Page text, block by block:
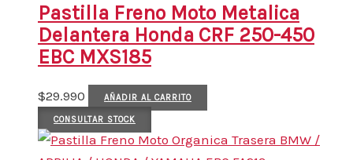
Pastilla Freno Moto Metalica
Delantera Honda CRF 250-450
EBC MXS185
$29.990 AÑADIR AL CARRITO
CONSULTAR STOCK